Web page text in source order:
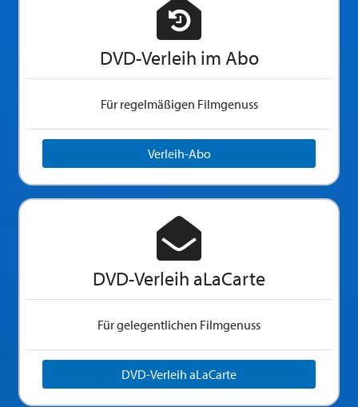
DVD-Verleih im Abo
Für regelmäßigen Filmgenuss
Verleih-Abo
DVD-Verleih aLaCarte
Für gelegentlichen Filmgenuss
DVD-Verleih aLaCarte